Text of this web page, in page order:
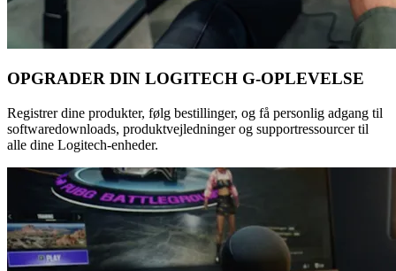
OPGRADER DIN LOGITECH G-OPLEVELSE
Registrer dine produkter, følg bestillinger, og få personlig adgang til
softwaredownloads, produktvejledninger og supportressourcer til
alle dine Logitech-enheder.